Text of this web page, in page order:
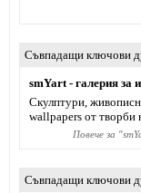
Съвпадащи ключови
smYart - галерия за
Скулптури,
wallpapers от творби
Повече за "
Съвпадащи ключови